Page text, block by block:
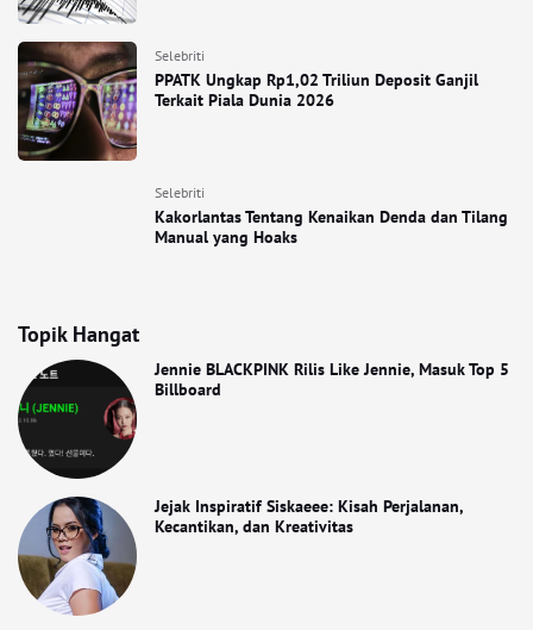
Selebriti
PPATK Ungkap Rp1,02 Triliun Deposit Ganjil
Terkait Piala Dunia 2026
Selebriti
Kakorlantas Tentang Kenaikan Denda dan Tilang
Manual yang Hoaks
Topik Hangat
Jennie BLACKPINK Rilis Like Jennie, Masuk Top 5
Billboard
Jejak Inspiratif Siskaeee: Kisah Perjalanan,
Kecantikan, dan Kreativitas